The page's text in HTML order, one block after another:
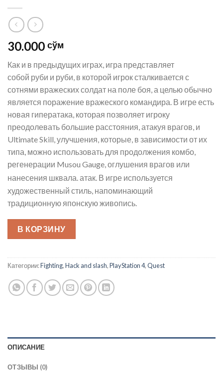
30.000 сўм
Как и в предыдущих играх, игра представляет
собой руби и руби, в которой игрок сталкивается с
сотнями вражеских солдат на поле боя, а целью обычно
является поражение вражеского командира. В игре есть
новая гиператака, которая позволяет игроку
преодолевать большие расстояния, атакуя врагов, и
Ultimate Skill, улучшения, которые, в зависимости от их
типа, можно использовать для продолжения комбо,
регенерации Musou Gauge, оглушения врагов или
нанесения шквала. атак. В игре используется
художественный стиль, напоминающий
традиционную японскую живопись.
В КОРЗИНУ
Категории:Fighting,Hack and slash,PlayStation 4,Quest
ОПИСАНИЕ
ОТЗЫВЫ (0)